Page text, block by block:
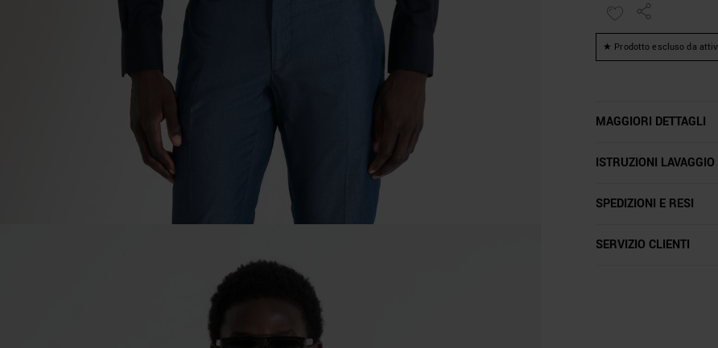
★ Prodotto escluso da
MAGGIORI DETTAGLI
ISTRUZIONI LAVAGGIO
SPEDIZIONI E RESI
SERVIZIO CLIENTI